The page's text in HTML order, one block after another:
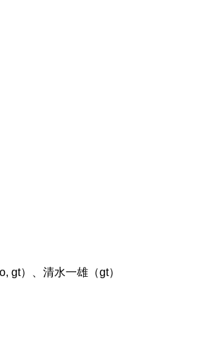
gt）、清水一雄（gt）